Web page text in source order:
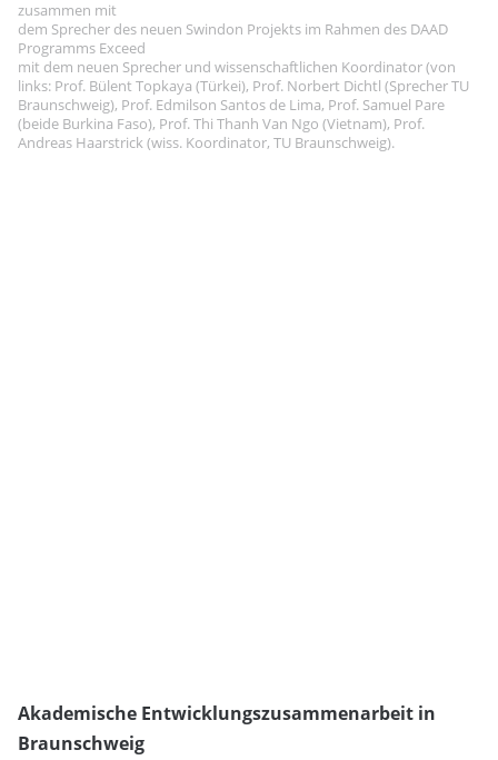
zusammen mit
dem Sprecher des neuen Swindon Projekts im Rahmen des DAAD
Programms Exceed
mit dem neuen Sprecher und wissenschaftlichen Koordinator (von
links: Prof. Bülent Topkaya (Türkei), Prof. Norbert Dichtl (Sprecher TU
Braunschweig), Prof. Edmilson Santos de Lima, Prof. Samuel Pare
(beide Burkina Faso), Prof. Thi Thanh Van Ngo (Vietnam), Prof.
Andreas Haarstrick (wiss. Koordinator, TU Braunschweig).
Akademische Entwicklungszusammenarbeit in
Braunschweig